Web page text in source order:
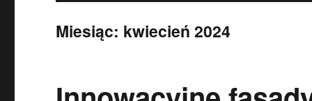
Miesiąc: kwiecień 2024